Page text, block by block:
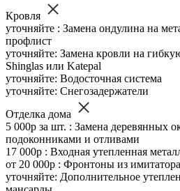
Кровля
уточняйте : Замена ондулина на
профлист
уточняйте: Замена кровли на
Shinglas или Katepal
уточняйте: Водосточная система
уточняйте: Снегозадержатели
Отделка дома
5 000р за шт. : Замена деревянных
подоконниками и отливами
17 000р : Входная утепленная
от 20 000р : Фронтоны из
уточняйте: Дополнительное